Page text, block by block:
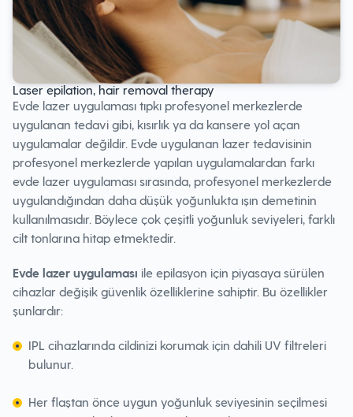
Laser epilation, hair removal therapy
Evde lazer uygulaması tıpkı profesyonel merkezlerde
uygulanan tedavi gibi, kısırlık ya da kansere yol açan
uygulamalar değildir. Evde uygulanan lazer tedavisinin
profesyonel merkezlerde yapılan uygulamalardan farkı
evde lazer uygulaması sırasında, profesyonel merkezlerde
uygulandığından daha düşük yoğunlukta ışın demetinin
kullanılmasıdır. Böylece çok çeşitli yoğunluk seviyeleri, farklı
cilt tonlarına hitap etmektedir.
Evde lazer uygulaması ile epilasyon için piyasaya sürülen
cihazlar değişik güvenlik özelliklerine sahiptir. Bu özellikler
şunlardır:
IPL cihazlarında cildinizi korumak için dahili UV filtreleri
bulunur.
Her flaştan önce uygun yoğunluk seviyesinin seçilmesi